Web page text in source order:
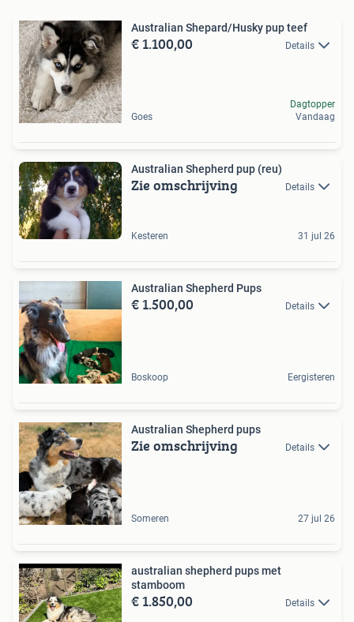
Australian Shepard/Husky pup teef
€ 1.100,00 Details
Goes
Dagtopper
Vandaag
Australian Shepherd pup (reu)
Zie omschrijving Details
Kesteren 31 jul 26
Australian Shepherd Pups
€ 1.500,00 Details
Boskoop Eergisteren
Australian Shepherd pups
Zie omschrijving Details
Someren 27 jul 26
australian shepherd pups met
stamboom
€ 1.850,00 Details